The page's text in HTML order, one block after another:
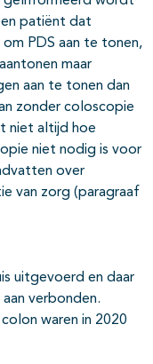
patiënt dat
PDS aan te tonen,
maar
aan te tonen dan
zonder coloscopie
niet altijd hoe
niet nodig is voor
over
van zorg (paragraaf
uitgevoerd en daar
verbonden.
waren in 2020